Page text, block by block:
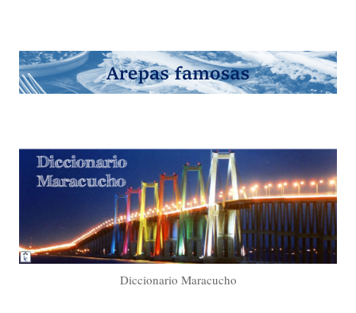
Diccionario Maracucho